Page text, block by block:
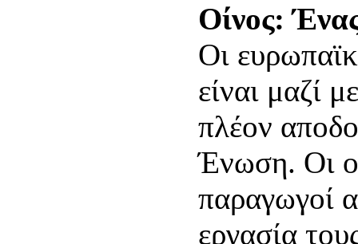
Οίνος:
Οι
είναι μαζί
πλέον
Ένωση. Οι
παραγωγοί
εργασία